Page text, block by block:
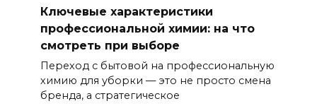
Ключевые характеристики
профессиональной химии: на что
смотреть при выборе
Переход с бытовой на профессиональную
химию для уборки — это не просто смена
бренда, а стратегическое